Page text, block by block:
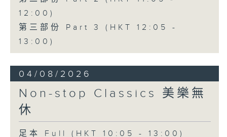
12:00)
第三部份 Part 3 (HKT 12:05 -
13:00)
04/08/2026
Non-stop Classics 美樂無
休
足本 Full (HKT 10:05 - 13:00)